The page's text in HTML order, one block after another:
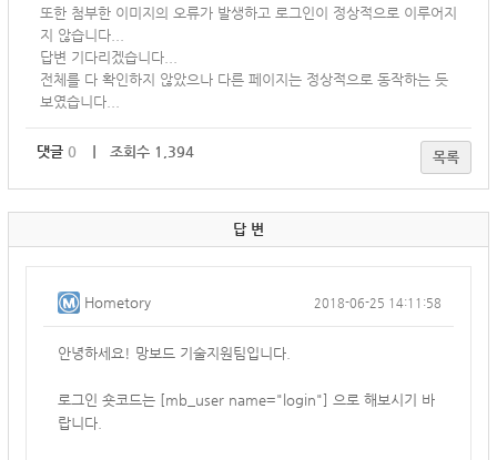
또한 첨부한 이미지의 오류가 발생하고 로그인이 정상적으로 이루어지
지 않습니다...
답변 기다리겠습니다...
전체를 다 확인하지 않았으나 다른 페이지는 정상적으로 동작하는 듯
보였습니다...
댓글 0 ｜ 조회수 1,394 목록
답 변
Hometory 2018-06-25 14:11:58
안녕하세요! 망보드 기술지원팀입니다.
로그인 숏코드는 [mb_user name="login"] 으로 해보시기 바
랍니다.